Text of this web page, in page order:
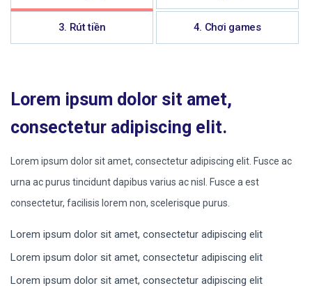
3. Rút tiền 4. Chơi games
Lorem ipsum dolor sit amet,
consectetur adipiscing elit.
Lorem ipsum dolor sit amet, consectetur adipiscing elit. Fusce ac
urna ac purus tincidunt dapibus varius ac nisl. Fusce a est
consectetur, facilisis lorem non, scelerisque purus.
Lorem ipsum dolor sit amet, consectetur adipiscing elit
Lorem ipsum dolor sit amet, consectetur adipiscing elit
Lorem ipsum dolor sit amet, consectetur adipiscing elit